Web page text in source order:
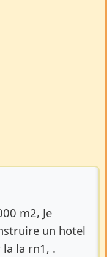
m2, Je
un hotel
la la rn1, .